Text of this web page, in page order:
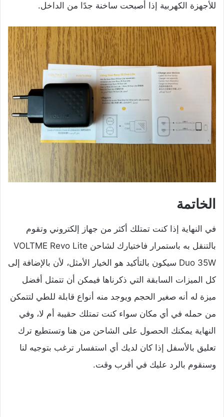
للأجهزة الكهربية إذا أصبحت ساخنة جدًا من الداخل.
الخاتمة
في النهاية إذا كنت تمتلك أكثر من جهاز إلكتروني وتقوم
بالتنقل به باستمرار فاختيارك لشاحن VOLTME Revo Lite
Duo 35W سيكون بالتأكيد هو الخيار الأمثل، لأن بالإضافة إلى
كل الميزات السابقة التي ذكرناها فيمكن أن تتمثل أفضل
ميزة له أنه صغير الحجم ويوجد منه أنواع قابلة للطي لتتمكن
من حمله في أي مكان سواء كنت تمتلك حقيبة أم لا، وفي
النهاية يمكنك الحصول على الشاحن من هنا وتستطيع ترك
تعليق بالأسفل إذا كان لديك أي استفسار ترغب بتوجيه لنا
وسنقوم بالرد عليك في أقرب وقت.